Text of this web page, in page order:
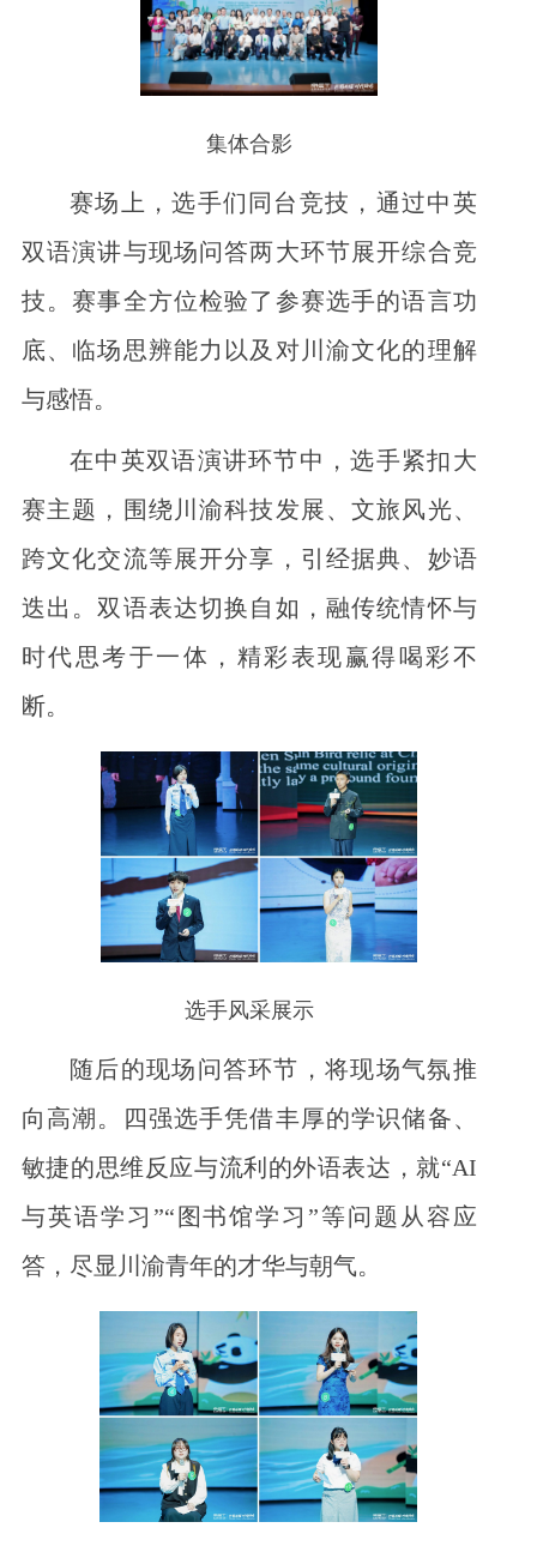
集体合影
赛场上，选手们同台竞技，通过中英
双语演讲与现场问答两大环节展开综合竞
技。赛事全方位检验了参赛选手的语言功
底、临场思辨能力以及对川渝文化的理解
与感悟。
在中英双语演讲环节中，选手紧扣大
赛主题，围绕川渝科技发展、文旅风光、
跨文化交流等展开分享，引经据典、妙语
迭出。双语表达切换自如，融传统情怀与
时代思考于一体，精彩表现赢得喝彩不
断。
选手风采展示
随后的现场问答环节，将现场气氛推
向高潮。四强选手凭借丰厚的学识储备、
敏捷的思维反应与流利的外语表达，就“AI
与英语学习”“图书馆学习”等问题从容应
答，尽显川渝青年的才华与朝气。